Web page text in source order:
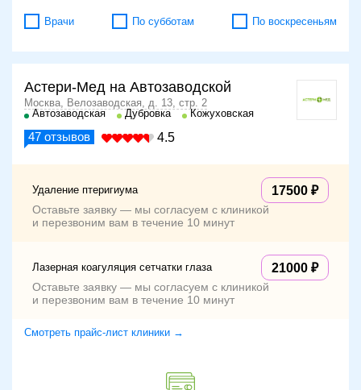
Врачи По субботам По воскресеньям
Астери-Мед на Автозаводской
Москва, Велозаводская, д. 13, стр. 2
Автозаводская
Дубровка Кожуховская
47 отзывов 4.5
Удаление птеригиума 17500
Оставьте заявку — мы согласуем с клиникой
и перезвоним вам в течение 10 минут
Лазерная коагуляция сетчатки глаза 21000
Оставьте заявку — мы согласуем с клиникой
и перезвоним вам в течение 10 минут
Смотреть прайс-лист клиники →